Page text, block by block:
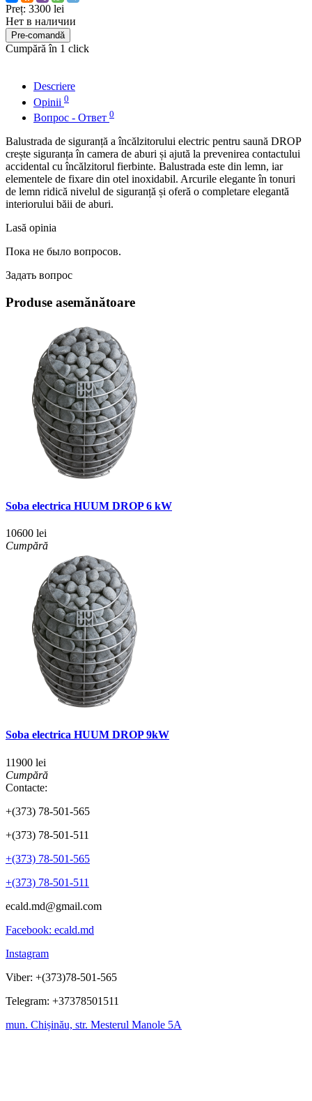
Preț: 3300 lei
Нет в наличии
Pre-comandă
Cumpără în 1 click
Descriere
Opinii 0
Вопрос - Ответ 0
Balustrada de siguranță a încălzitorului electric pentru saună DROP
crește siguranța în camera de aburi și ajută la prevenirea contactului
accidental cu încălzitorul fierbinte. Balustrada este din lemn, iar
elementele de fixare din otel inoxidabil. Arcurile elegante în tonuri
de lemn ridică nivelul de siguranță și oferă o completare elegantă
interiorului băii de aburi.
Lasă opinia
Пока не было вопросов.
Задать вопрос
Produse asemănătoare
Soba electrica HUUM DROP 6 kW
10600 lei
Cumpără
Soba electrica HUUM DROP 9kW
11900 lei
Cumpără
Contacte:
+(373) 78-501-565
+(373) 78-501-511
+(373) 78-501-565
+(373) 78-501-511
ecald.md@gmail.com
Facebook: ecald.md
Instagram
Viber: +(373)78-501-565
Telegram: +37378501511
mun. Chișinău, str. Mesterul Manole 5A